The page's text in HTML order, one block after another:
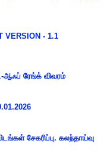
VERSION - 1.1
ஆஃப் ரேங்க் விவரம்
சேகரிப்பு. கலந்தாய்வு